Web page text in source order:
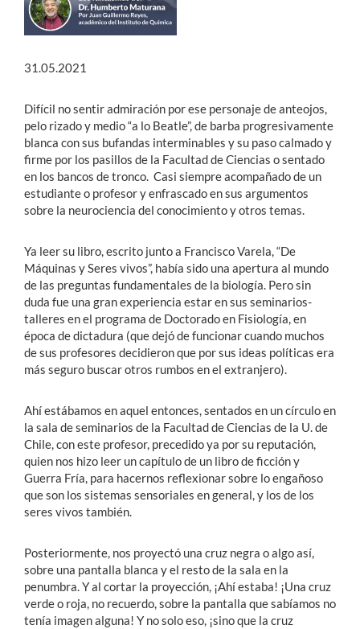
Funcionarios
Alumni
English
31.05.2021
Difícil no sentir admiración por ese personaje de anteojos,
pelo rizado y medio “a lo Beatle”, de barba progresivamente
blanca con sus bufandas interminables y su paso calmado y
firme por los pasillos de la Facultad de Ciencias o sentado
en los bancos de tronco. Casi siempre acompañado de un
estudiante o profesor y enfrascado en sus argumentos
sobre la neurociencia del conocimiento y otros temas.
Ya leer su libro, escrito junto a Francisco Varela, “De
Máquinas y Seres vivos”, había sido una apertura al mundo
de las preguntas fundamentales de la biología. Pero sin
duda fue una gran experiencia estar en sus seminarios-
talleres en el programa de Doctorado en Fisiología, en
época de dictadura (que dejó de funcionar cuando muchos
de sus profesores decidieron que por sus ideas políticas era
más seguro buscar otros rumbos en el extranjero).
Ahí estábamos en aquel entonces, sentados en un círculo en
la sala de seminarios de la Facultad de Ciencias de la U. de
Chile, con este profesor, precedido ya por su reputación,
quien nos hizo leer un capítulo de un libro de ficción y
Guerra Fría, para hacernos reflexionar sobre lo engañoso
que son los sistemas sensoriales en general, y los de los
seres vivos también.
Posteriormente, nos proyectó una cruz negra o algo así,
sobre una pantalla blanca y el resto de la sala en la
penumbra. Y al cortar la proyección, ¡Ahí estaba! ¡Una cruz
verde o roja, no recuerdo, sobre la pantalla que sabíamos no
tenía imagen alguna! Y no solo eso, ¡sino que la cruz